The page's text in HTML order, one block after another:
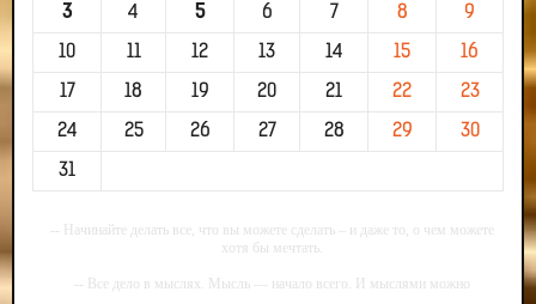
3 4 5 6 7 8 9
10 11 12 13 14 15 16
17 18 19 20 21 22 23
24 25 26 27 28 29 30
31
-- Начинайте делать все, что вы можете сделать – и даже то, о чем можете
хотя бы мечтать.
-- Все дело в мыслях. Мысль — начало всего. И мыслями можно